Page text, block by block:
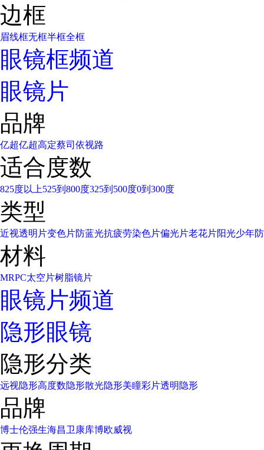
边框
眉线框无框半框全框
眼镜框频道
眼镜片
品牌
亿超亿超高定蔡司 依视路
适合度数
825度以上525到800度325到500度0到300度
类型
近视透明片变色片防蓝光抗疲劳染色片偏光片老花片阳光少年
材料
MRPC太空片树脂镜片
眼镜片频道
隐形眼镜
隐形分类
远视隐形高度数隐形散光隐形美瞳彩片透明隐形
品牌
博士伦强生海昌卫康库博欧威视